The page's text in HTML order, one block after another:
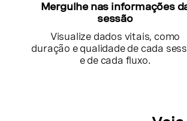
Mergulhe nas informações
sessão
Visualize dados vitais, como
duração e qualidade de cada
e de cada fluxo.